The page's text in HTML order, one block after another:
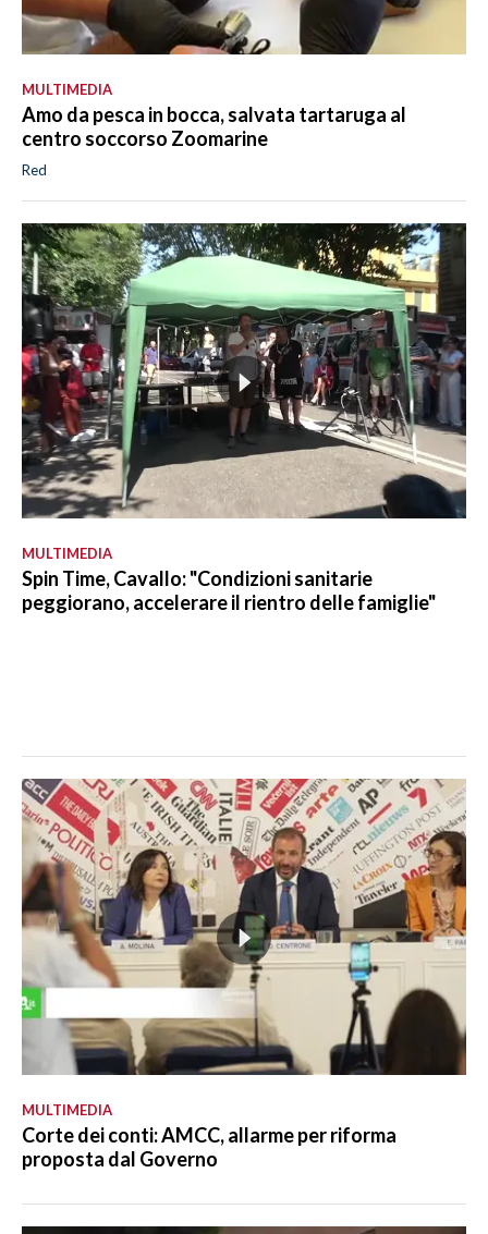
MULTIMEDIA
Amo da pesca in bocca, salvata tartaruga al
centro soccorso Zoomarine
Red
MULTIMEDIA
Spin Time, Cavallo: "Condizioni sanitarie
peggiorano, accelerare il rientro delle famiglie"
MULTIMEDIA
Corte dei conti: AMCC, allarme per riforma
proposta dal Governo